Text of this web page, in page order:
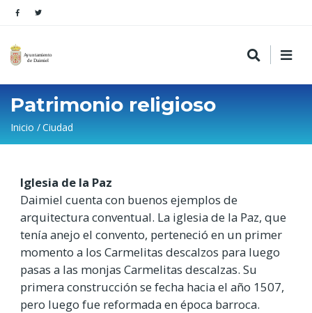
Patrimonio religioso
Sobrescribir
enlaces
de
ayuda
a
la
navegación
Inicio Ciudad
Iglesia de la Paz
Daimiel cuenta con buenos ejemplos de
arquitectura conventual. La iglesia de la Paz, que
tenía anejo el convento, perteneció en un primer
momento a los Carmelitas descalzos para luego
pasas a las monjas Carmelitas descalzas. Su
primera construcción se fecha hacia el año 1507,
pero luego fue reformada en época barroca.